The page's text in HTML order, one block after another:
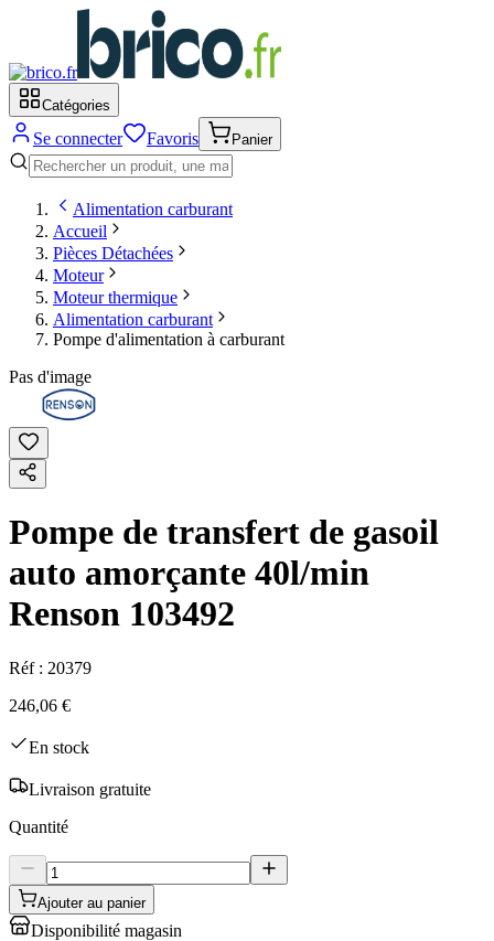
Catégories
Se connecter Favoris Panier
Alimentation carburant
Accueil
Pièces Détachées
Moteur
Moteur thermique
Alimentation carburant
Pompe d'alimentation à carburant
Pas d'image
Pompe de transfert de gasoil
auto amorçante 40l/min
Renson 103492
Réf : 20379
246,06 €
En stock
Livraison gratuite
Quantité
Ajouter au panier
Disponibilité magasin